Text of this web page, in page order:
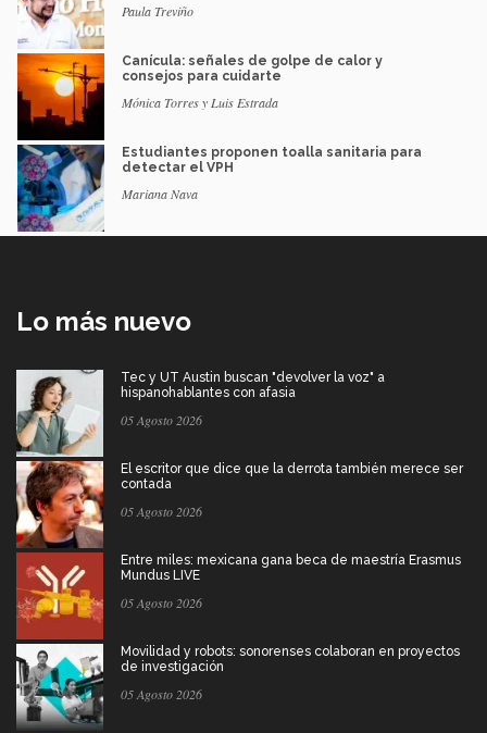
Paula Treviño
Canícula: señales de golpe de calor y
consejos para cuidarte
Mónica Torres y Luis Estrada
Estudiantes proponen toalla sanitaria para
detectar el VPH
Mariana Nava
Lo más nuevo
Tec y UT Austin buscan "devolver la voz" a
hispanohablantes con afasia
05 Agosto 2026
El escritor que dice que la derrota también merece ser
contada
05 Agosto 2026
Entre miles: mexicana gana beca de maestría Erasmus
Mundus LIVE
05 Agosto 2026
Movilidad y robots: sonorenses colaboran en proyectos
de investigación
05 Agosto 2026